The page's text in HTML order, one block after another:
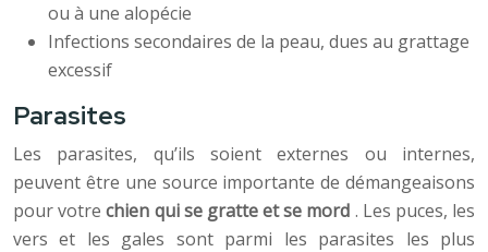
ou à une alopécie
Infections secondaires de la peau, dues au grattage
excessif
Parasites
Les parasites, qu’ils soient externes ou internes,
peuvent être une source importante de démangeaisons
pour votrechien qui se gratte et se mord . Les puces, les
vers et les gales sont parmi les parasites les plus